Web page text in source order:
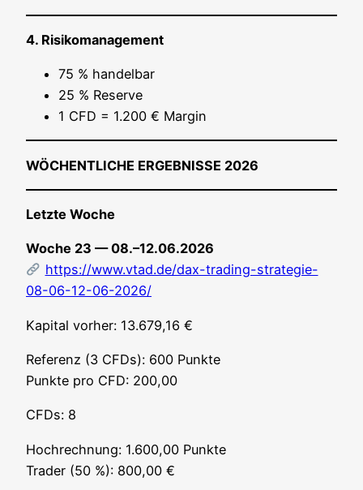
4. Risi­ko­ma­nage­ment
75 % handelbar
25 % Reserve
1 CFD = 1.200 € Margin
WÖCHENTLICHE ERGEBNISSE 2026
Letz­te Woche
Woche 23 — 08.–12.06.2026
https://www.vtad.de/dax-trading-strategie-
08-06-12-06-2026/
Kapi­tal vor­her: 13.679,16 €
Refe­renz (3 CFDs): 600 Punk­te
Punk­te pro CFD: 200,00
CFDs: 8
Hoch­rech­nung: 1.600,00 Punk­te
Trader (50 %): 800,00 €